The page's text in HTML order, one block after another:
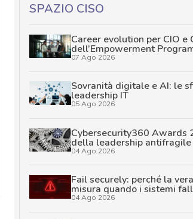
SPAZIO CISO
Career evolution per CIO e
dell’Empowerment
07 Ago 2026
Sovranità digitale e AI: le
leadership IT
05 Ago 2026
Cybersecurity360 Awards
della leadership antifragile
04 Ago 2026
Fail securely: perché la
misura quando i sistemi
04 Ago 2026